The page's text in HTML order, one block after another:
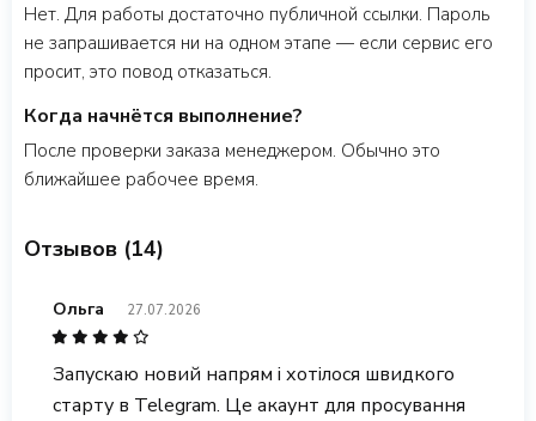
Нет. Для работы достаточно публичной ссылки. Пароль
не запрашивается ни на одном этапе — если сервис его
просит, это повод отказаться.
Когда начнётся выполнение?
После проверки заказа менеджером. Обычно это
ближайшее рабочее время.
Отзывов (14)
Ольга 27.07.2026
Запускаю новий напрям і хотілося швидкого
старту в Telegram. Це акаунт для просування